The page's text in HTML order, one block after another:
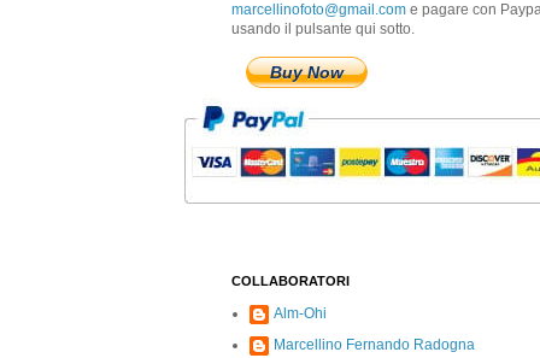
marcellinofoto@gmail.com e pagare con
usando il pulsante qui sotto.
Buy Now
COLLABORATORI
Alm-Ohi
Marcellino Fernando Radogna